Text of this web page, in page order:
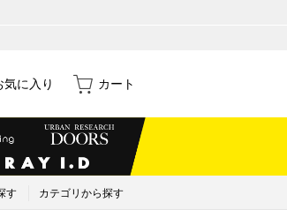
気に入り カート
す カテゴリから探す